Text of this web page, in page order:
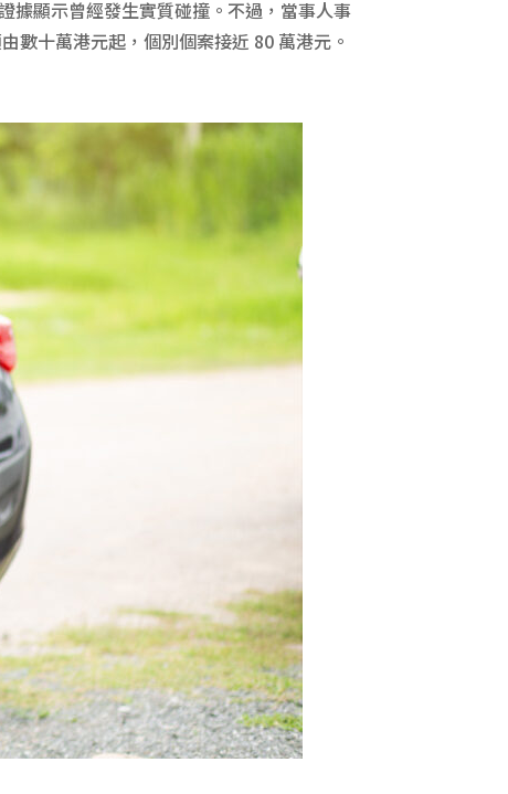
據顯示曾經發生實質碰撞。不過，當事人事
數十萬港元起，個別個案接近 80 萬港元。